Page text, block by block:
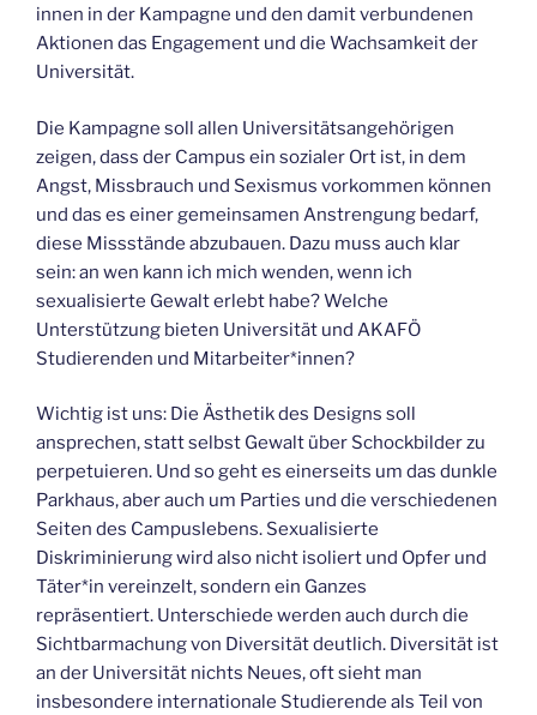
innen in der Kampagne und den damit verbundenen
Aktionen das Engagement und die Wachsamkeit der
Universität.
Die Kampagne soll allen Universitätsangehörigen
zeigen, dass der Campus ein sozialer Ort ist, in dem
Angst, Missbrauch und Sexismus vorkommen können
und das es einer gemeinsamen Anstrengung bedarf,
diese Missstände abzubauen. Dazu muss auch klar
sein: an wen kann ich mich wenden, wenn ich
sexualisierte Gewalt erlebt habe? Welche
Unterstützung bieten Universität und AKAFÖ
Studierenden und Mitarbeiter*innen?
Wichtig ist uns: Die Ästhetik des Designs soll
ansprechen, statt selbst Gewalt über Schockbilder zu
perpetuieren. Und so geht es einerseits um das dunkle
Parkhaus, aber auch um Parties und die verschiedenen
Seiten des Campuslebens. Sexualisierte
Diskriminierung wird also nicht isoliert und Opfer und
Täter*in vereinzelt, sondern ein Ganzes
repräsentiert. Unterschiede werden auch durch die
Sichtbarmachung von Diversität deutlich. Diversität ist
an der Universität nichts Neues, oft sieht man
insbesondere internationale Studierende als Teil von